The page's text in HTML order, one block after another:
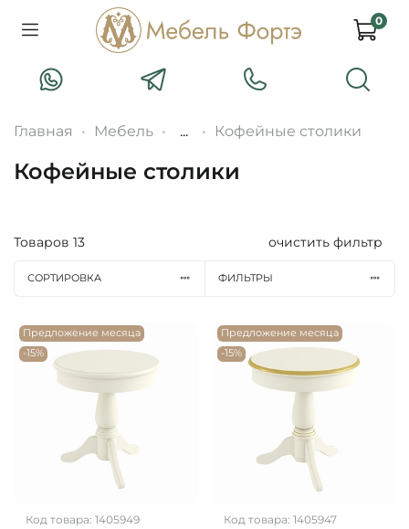
0
Главная Мебель ... Кофейные столики
Кофейные столики
Товаров 13 очистить фильтр
СОРТИРОВКА ФИЛЬТРЫ
Предложение месяца
-15%
Код товара: 1405949
Предложение месяца
-15%
Код товара: 1405947